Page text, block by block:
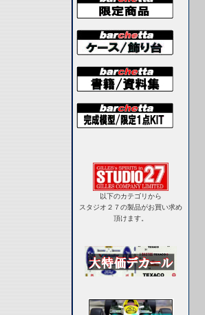
以下のカテゴリから
スタジオ２７の製品がお買い求め
頂けます。